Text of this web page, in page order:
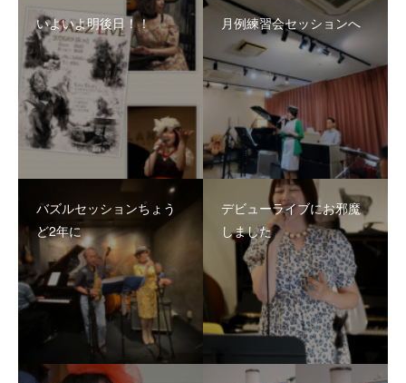
いよいよ明後日！！ 月例練習会セッションへ
バズルセッションちょう
ど2年に
デビューライブにお邪魔
しました